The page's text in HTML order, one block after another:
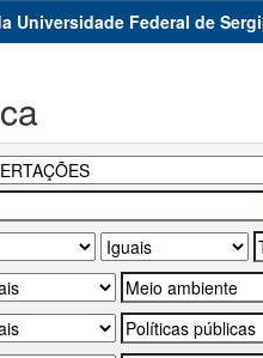
Universidade Federal de